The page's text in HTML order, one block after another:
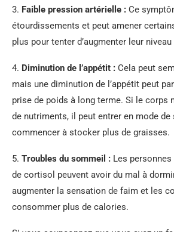
3. Faible pression artérielle : Ce
étourdissements et peut amener
plus pour tenter d’augmenter leur niveau
4. Diminution de l’appétit : Cela peut
mais une diminution de l’appétit peut
prise de poids à long terme. Si le corps
de nutriments, il peut entrer en mode de
commencer à stocker plus de graisses.
5. Troubles du sommeil : Les
de cortisol peuvent avoir du mal à
augmenter la sensation de faim et les
consommer plus de calories.